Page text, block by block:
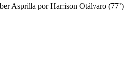
Asprilla por Harrison Otálvaro (77’)